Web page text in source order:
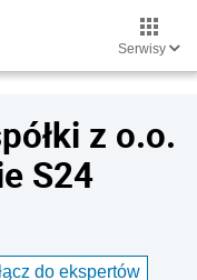
Serwisy
z o.o.
S24
do ekspertów